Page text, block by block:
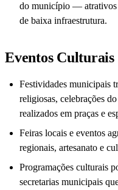
do município — atrativos
de baixa infraestrutura.
Eventos Culturais
Festividades municipais
religiosas, celebrações
realizados em praças e
Feiras locais e eventos
regionais, artesanato e
Programações culturais
secretarias municipais